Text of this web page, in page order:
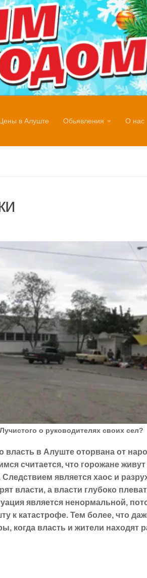
в Алуште Обьявления О нас
о руководителях своих сел?
власть в Алуште оторвана от
считается, что горожане
является хаос и
власти, а власти глубоко
является ненормальной,
к катастрофе. Тем более, что
когда власть и жители находят